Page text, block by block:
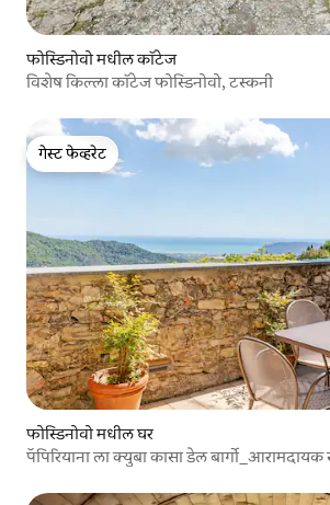
फोस्डिनोवो मधील कॉटेज
विशेष किल्ला कॉटेज फोस्डिनोवो, टस्कनी
गेस्ट फेव्हरेट
गेस्ट फेव्हरेट
फोस्डिनोवो मधील घर
पॅपिरियाना ला क्युबा कासा डेल बार्गो_आरामदायक